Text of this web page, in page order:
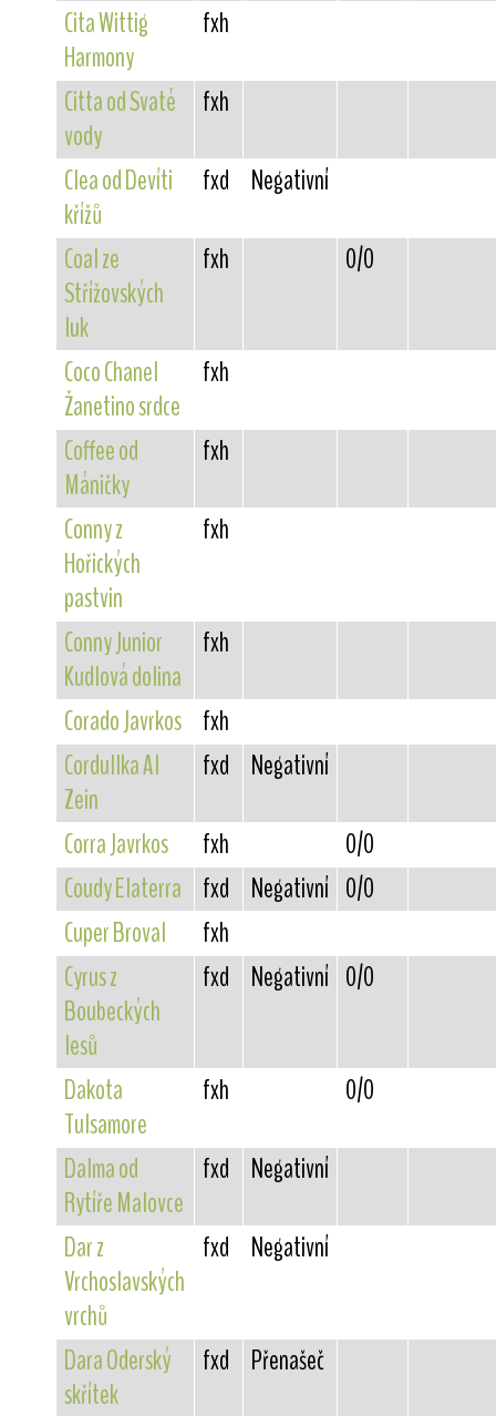
Cita Wittig
Harmony
fxh
Citta od Svaté
vody
fxh
Clea od Devíti
křížů
fxd Negativní
Coal ze
Střížovských
luk
fxh 0/0
Coco Chanel
Žanetino srdce
fxh
Coffee od
Máničky
fxh
Conny z
Hořických
pastvin
fxh
Conny Junior
Kudlová dolina
fxh
Corado Javrkos fxh
Cordullka Al
Zein
fxd Negativní
Corra Javrkos fxh
0/0
Coudy Elaterra
fxd Negativní 0/0
Cuper Broval
fxh
Cyrus z
Boubeckých
lesů
fxd Negativní 0/0
Dakota
Tulsamore
fxh 0/0
Dalma od
Rytíře Malovce
fxd Negativní
Dar z
Vrchoslavských
vrchů
fxd Negativní
Dara Oderský
skřítek
fxd Přenašeč